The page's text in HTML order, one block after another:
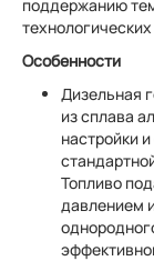
поддержанию
Особенности
Дизельная
из сплава
настройки
Топливо
давлением